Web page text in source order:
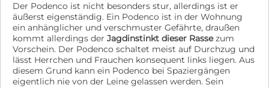
Mobile: +49 15221663700 (Mo-Fr ab 18 Uhr, Sa/So
ganztägig. Bitte Erstkontakt per WhatsApp/SMS/Mail)
e-Mail: ussat@tsv-europa.de Weiteres Video:
https://www.youtube.com/watch?v=Mtf0_MzsR7A
https://tierschutzverein-
europa.de/tiervermittlung/lotus-in-spanien-tierheim-
baeza/
Der Podenco ist nicht besonders stur, allerdings ist er
äußerst eigenständig. Ein Podenco ist in der Wohnung
ein anhänglicher und verschmuster Gefährte, draußen
kommt allerdings der Jagdinstinkt dieser Rassezum
Vorschein. Der Podenco schaltet meist auf Durchzug und
lässt Herrchen und Frauchen konsequent links liegen. Aus
diesem Grund kann ein Podenco bei Spaziergängen
eigentlich nie von der Leine gelassen werden. Sein